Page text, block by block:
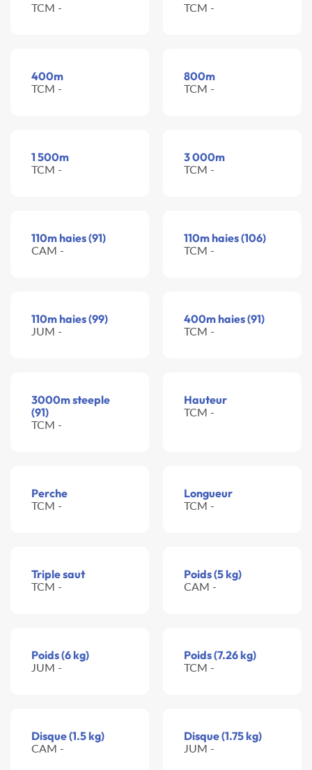
TCM - TCM -
400m
TCM -
800m
TCM -
1 500m
TCM -
3 000m
TCM -
110m haies (91)
CAM -
110m haies (106)
TCM -
110m haies (99)
JUM -
400m haies (91)
TCM -
3000m steeple
(91)
TCM -
Hauteur
TCM -
Perche
TCM -
Longueur
TCM -
Triple saut
TCM -
Poids (5 kg)
CAM -
Poids (6 kg)
JUM -
Poids (7.26 kg)
TCM -
Disque (1.5 kg)
CAM -
Disque (1.75 kg)
JUM -